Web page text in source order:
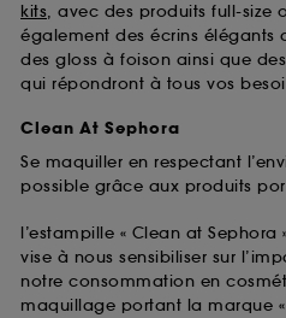
kits, avec des produits full-size
également des écrins élégants
des gloss à foison ainsi que
qui répondront à tous vos
Clean At Sephora
Se maquiller en respectant
possible grâce aux produits
l’estampille « Clean at
vise à nous sensibiliser sur
notre consommation en
maquillage portant la marque